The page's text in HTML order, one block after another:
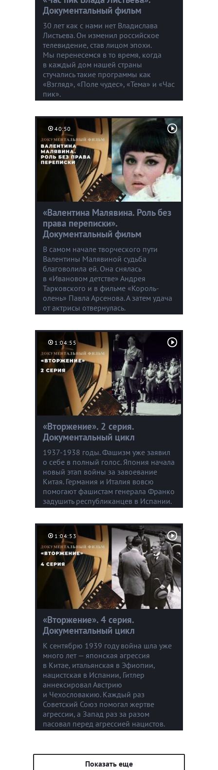
Документальный фильм
30 лет как с нами нет Владислава
Листьева. Он изменил российское
телевидение, став лицом эпохи.
Мы перенесемся в то время, когда
в каждый дом нашей страны
стучались такие программы как
«Взгляд», «Поле чудес», «Тема» и «Час
пик».
40:50
«Валентина Малявина. Роль без
права переписки».
Документальный фильм
В самом начале творческого пути
Валентины Малявиной судьба
благоволила ей. Она снялась
в «Ивановом детстве» Андрея
Тарковского и в фильме «Король-
олень» Павла Арсенова. А затем удача
от актрисы отвернулась.
1:04:55
«Вторжение». 2 серия.
Документальный цикл
1937-1938 годы. Фашизм уже заявил
о себе в полный голос. Япония начала
новый этап войны за завоевание
Китая. Германия и Италия вовсю
помогают фашистам генерала Франко
задушить республиканцев в Испании.
1:04:53
«Вторжение». 4 серия.
Документальный цикл
К сентябрю 1939 году война шла уже
много лет — японская агрессия
в Китае, итальянская в Эфиопии,
нацистская в Испании, Гитлер
аннексировал Австрию
и Чехословакию. Каждый раз
Советский Союз помогал жертве
агрессии, а Запад раз за разом
пасовал перед агрессией нацистов.
Показать еще